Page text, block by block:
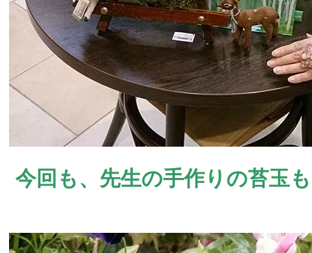
今回も、先生の手作りの苔玉